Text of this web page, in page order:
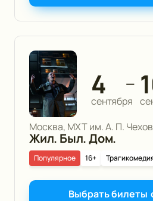
4
сентября
—
Москва, МХТ им. А. П.
Жил. Был. Дом.
16+
Популярное
Выбрать билеты